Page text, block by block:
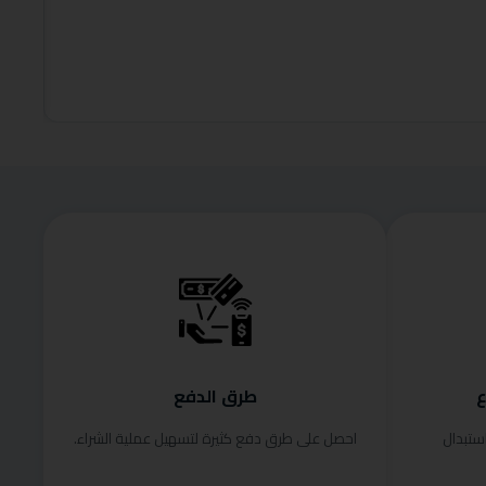
طرق الدفع
احصل على طرق دفع كثيرة لتسهيل عملية الشراء.